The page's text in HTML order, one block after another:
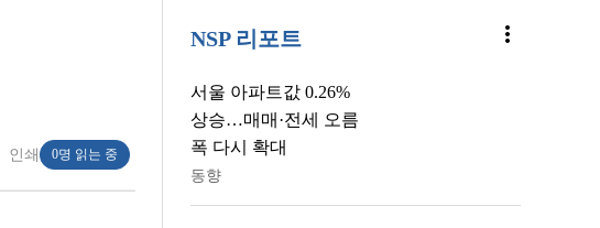
인쇄 0명 읽는 중
NSP 리포트 more_vert
서울 아파트값 0.26%
상승…매매·전세 오름
폭 다시 확대
동향